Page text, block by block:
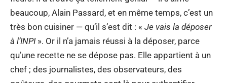
beaucoup, Alain Passard, et en même temps, c’est un
très bon cuisiner — qu’il s’est dit : « Je vais la déposer
à l’INPI ». Or il n’a jamais réussi à la déposer, parce
qu’une recette ne se dépose pas. Elle appartient à un
chef ; des journalistes, des observateurs, des